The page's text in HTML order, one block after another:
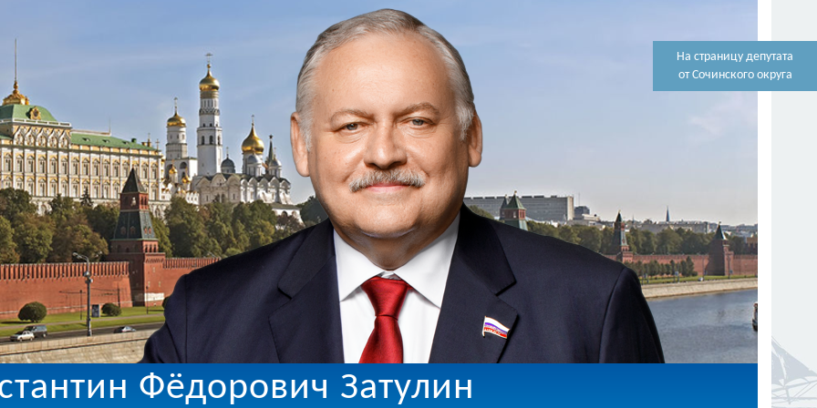
На страницу депутата
от Сочинского округа
Фёдорович Затулин